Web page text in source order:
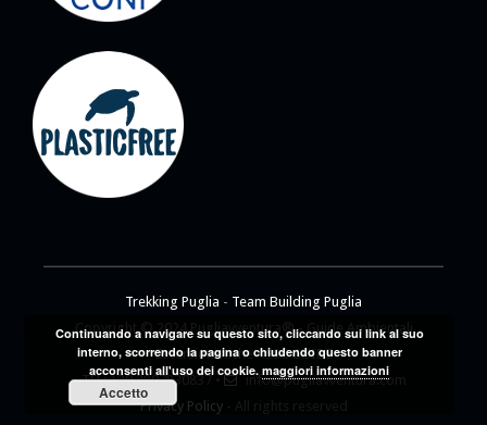
Trekking Puglia - Team Building Puglia
Copyright © 2024 Pugliavventura® - Guide Ambientali
Escursionistiche ASSOGUIDE
TEL: +39 3807830837 •
info@pugliavventura.com
Privacy Policy- All rights reserved
Continuando a navigare su questo sito, cliccando sui link al suo
interno, scorrendo la pagina o chiudendo questo banner
acconsenti all'uso dei cookie.maggiori informazioni
Accetto